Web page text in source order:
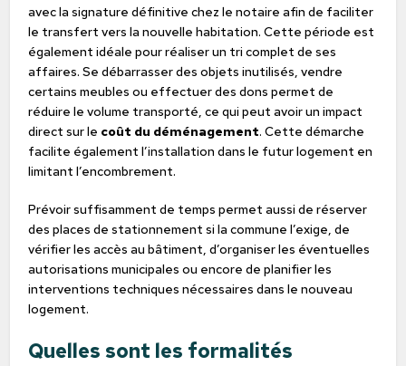
avec la signature définitive chez le notaire afin de faciliter
le transfert vers la nouvelle habitation. Cette période est
également idéale pour réaliser un tri complet de ses
affaires. Se débarrasser des objets inutilisés, vendre
certains meubles ou effectuer des dons permet de
réduire le volume transporté, ce qui peut avoir un impact
direct sur le coût du déménagement. Cette démarche
facilite également l’installation dans le futur logement en
limitant l’encombrement.
Prévoir suffisamment de temps permet aussi de réserver
des places de stationnement si la commune l’exige, de
vérifier les accès au bâtiment, d’organiser les éventuelles
autorisations municipales ou encore de planifier les
interventions techniques nécessaires dans le nouveau
logement.
Quelles sont les formalités